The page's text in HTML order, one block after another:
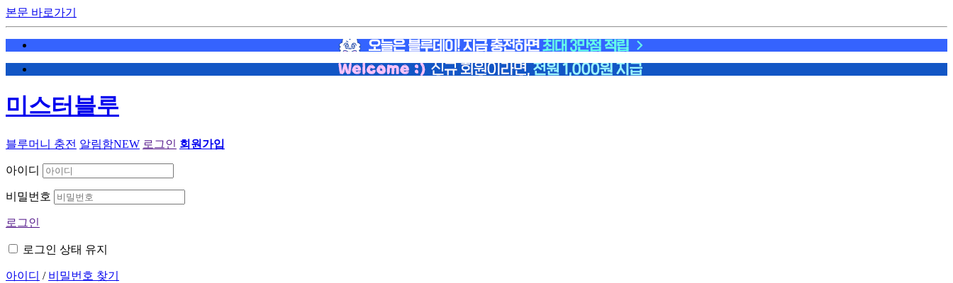
본문 바로가기
미스터블루
블루머니 충전 알림함NEW 로그인 회원가입
아이디
비밀번호
로그인
로그인 상태 유지
아이디 / 비밀번호 찾기